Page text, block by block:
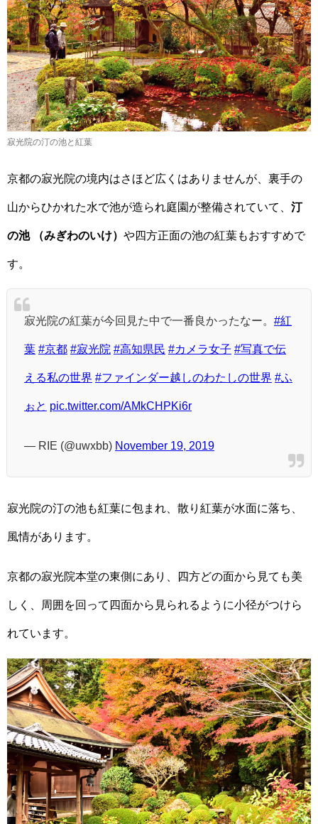
寂光院の汀の池と紅葉
京都の寂光院の境内はさほど広くはありませんが、裏手の
山からひかれた水で池が造られ庭園が整備されていて、 汀
の池 （みぎわのいけ） や四方正面の池の紅葉もおすすめで
す。
寂光院の紅葉が今回見た中で一番良かったなー。 #紅
葉 #京都 #寂光院 #高知県民 #カメラ女子 #写真で伝
える私の世界 #ファインダー越しのわたしの世界 #ふ
ぉと pic.twitter.com/AMkCHPKi6r
— RIE (@uwxbb) November 19, 2019
寂光院の汀の池も紅葉に包まれ、散り紅葉が水面に落ち、
風情があります。
京都の寂光院本堂の東側にあり、四方どの面から見ても美
しく、周囲を回って四面から見られるように小径がつけら
れています。